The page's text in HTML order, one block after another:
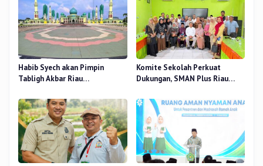
Habib Syech akan Pimpin
Tabligh Akbar Riau
Nur, Besok
Komite Sekolah Perkuat
Dukungan, SMAN Plus Riau
Pendidikan